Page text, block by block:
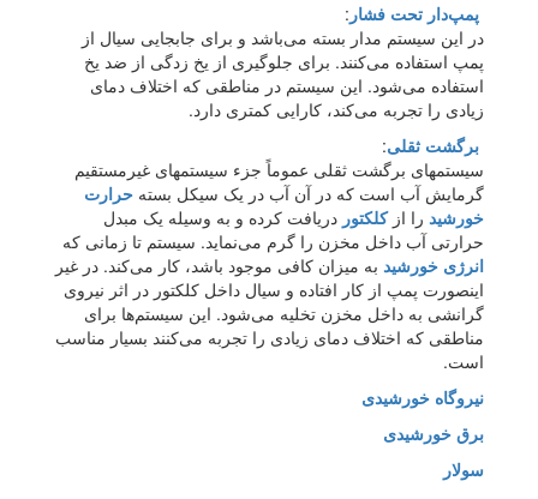
پمپ‌دار تحت فشار :
در این سیستم مدار بسته می‌باشد و برای جابجایی سیال از
پمپ استفاده می‌کنند. برای جلوگیری از یخ زدگی از ضد یخ
استفاده می‌شود. این سیستم در مناطقی که اختلاف دمای
زیادی را تجربه می‌کند، کارایی کمتری دارد.
برگشت ثقلی:
سیستمهای برگشت ثقلی عموماً جزء سیستمهای غیرمستقیم
گرمایش آب است که در آن آب در یک سیکل بسته حرارت
خورشید را ازکلکتور دریافت کرده و به وسیله یک مبدل
حرارتی آب داخل مخزن را گرم می‌نماید. سیستم تا زمانی که
انرژی خورشید به میزان کافی موجود باشد، کار می‌کند. در غیر
اینصورت پمپ از کار افتاده و سیال داخل کلکتور در اثر نیروی
گرانشی به داخل مخزن تخلیه می‌شود. این سیستم‌ها برای
مناطقی که اختلاف دمای زیادی را تجربه می‌کنند بسیار مناسب
است.
نیروگاه خورشیدی
برق خورشیدی
سولار